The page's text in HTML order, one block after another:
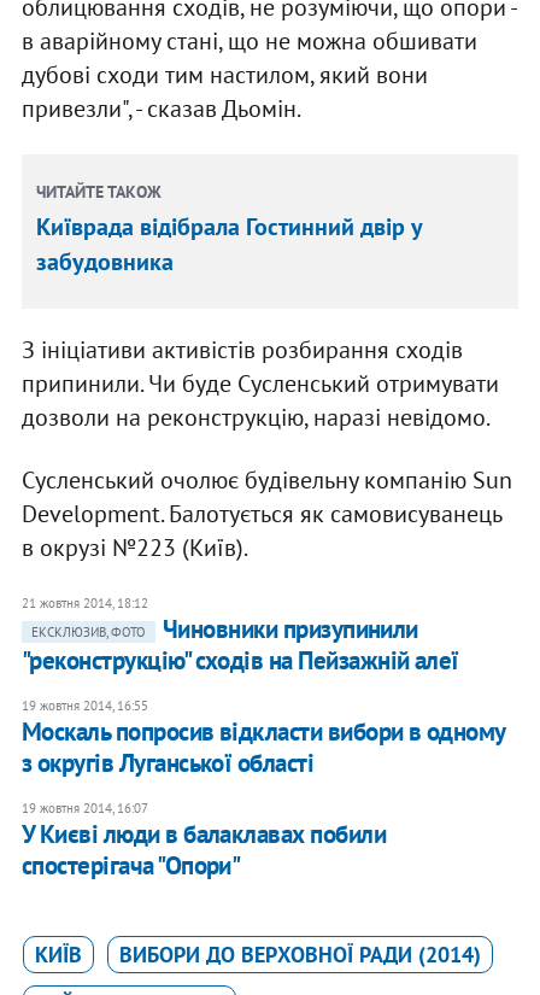
облицювання сходів, не розуміючи, що опори -
в аварійному стані, що не можна обшивати
дубові сходи тим настилом, який вони
привезли", - сказав Дьомін.
ЧИТАЙТЕ ТАКОЖ
Київрада відібрала Гостинний двір у
забудовника
З ініціативи активістів розбирання сходів
припинили. Чи буде Сусленський отримувати
дозволи на реконструкцію, наразі невідомо.
Сусленський очолює будівельну компанію Sun
Development. Балотується як самовисуванець
в окрузі №223 (Київ).
21 жовтня 2014, 18:12
ЕКСКЛЮЗИВ, ФОТО
Чиновники призупинили
"реконструкцію" сходів на Пейзажній алеї
19 жовтня 2014, 16:55
Москаль попросив відкласти вибори в одному
з округів Луганської області
19 жовтня 2014, 16:07
У Києві люди в балаклавах побили
спостерігача "Опори"
КИЇВ
ВИБОРИ ДО ВЕРХОВНОЇ РАДИ (2014)